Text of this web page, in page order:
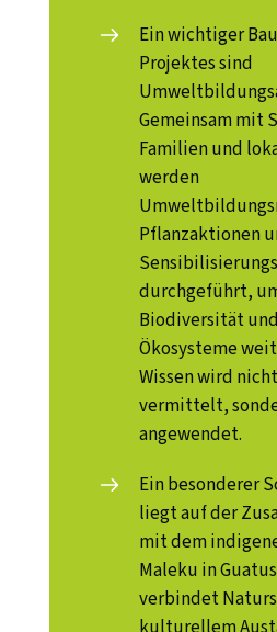
Ein wichtiger
Projektes sind
Gemeinsam mit
Familien und
werden
Pflanzaktionen
durchgeführt,
Biodiversität
Ökosysteme
Wissen wird
vermittelt,
angewendet.
Ein besonderer
liegt auf der
mit dem
Maleku in
verbindet